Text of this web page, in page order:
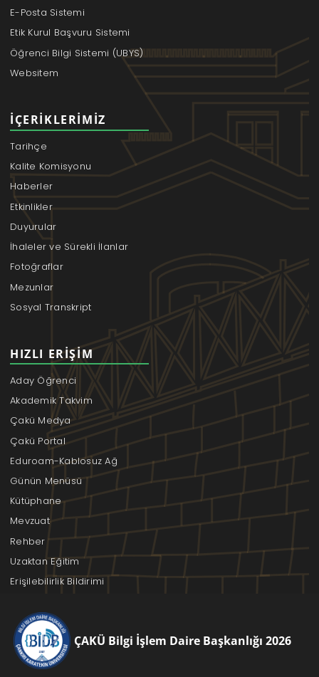
E-Posta Sistemi
Etik Kurul Başvuru Sistemi
Öğrenci Bilgi Sistemi (UBYS)
Websitem
İÇERIKLERIMIZ
Tarihçe
Kalite Komisyonu
Haberler
Etkinlikler
Duyurular
İhaleler ve Sürekli İlanlar
Fotoğraflar
Mezunlar
Sosyal Transkript
HIZLI ERIŞIM
Aday Öğrenci
Akademik Takvim
Çakü Medya
Çakü Portal
Eduroam-Kablosuz Ağ
Günün Menüsü
Kütüphane
Mevzuat
Rehber
Uzaktan Eğitim
Erişilebilirlik Bildirimi
ÇAKÜ Bilgi İşlem Daire Başkanlığı 2026